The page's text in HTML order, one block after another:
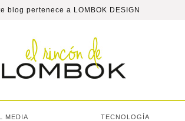
blog pertenece a LOMBOK DESIGN
MEDIA TECNOLOGÍA